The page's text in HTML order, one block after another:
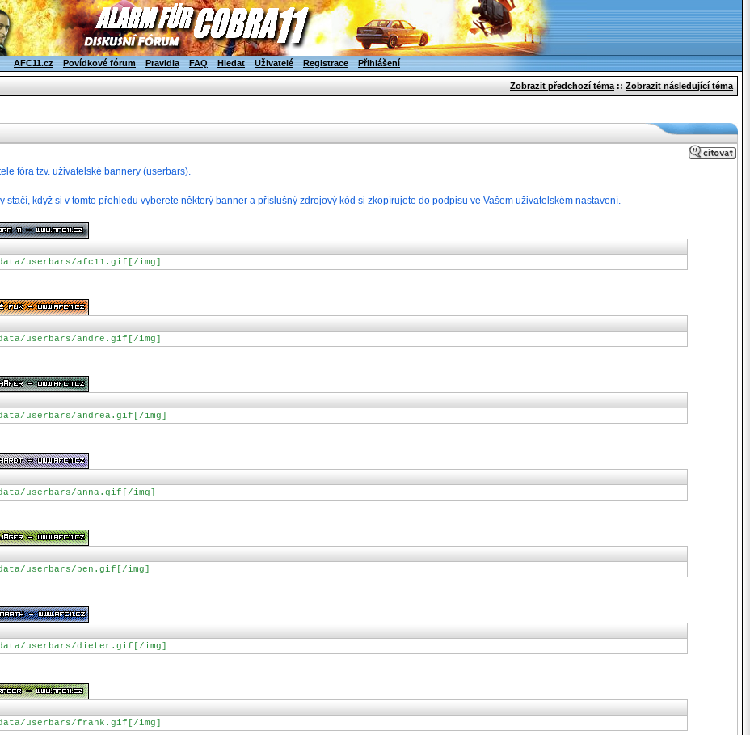
AFC11.cz Povídkové fórum Pravidla FAQ Hledat Uživatelé Registrace Přihlášení
Zobrazit předchozí téma :: Zobrazit následující téma
fóra tzv. uživatelské bannery (userbars).
stačí, když si v tomto přehledu vyberete některý banner a příslušný zdrojový kód si zkopírujete do podpisu ve Vašem uživatelském nastavení.
userbars/afc11.gif[/img]
userbars/andre.gif[/img]
userbars/andrea.gif[/img]
userbars/anna.gif[/img]
userbars/ben.gif[/img]
userbars/dieter.gif[/img]
userbars/frank.gif[/img]